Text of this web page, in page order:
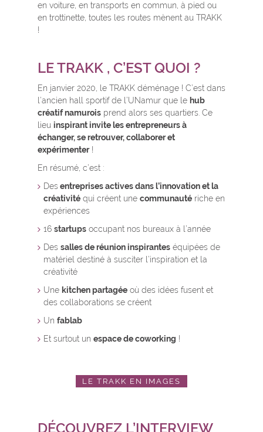
en voiture, en transports en commun, à pied ou
en trottinette, toutes les routes mènent au TRAKK
!
LE TRAKK , C’EST QUOI ?
En janvier 2020, le TRAKK déménage ! C’est dans
l’ancien hall sportif de l’UNamur que le hub
créatif namurois prend alors ses quartiers. Ce
lieu inspirant invite les entrepreneurs à
échanger, se retrouver, collaborer et
expérimenter!
En résumé, c’est :
Desentreprises actives dans l’innovation et la
créativité qui créent une communauté riche en
expériences
16 startups occupant nos bureaux à l’année
Des salles de réunion inspirantes équipées de
matériel destiné à susciter l’inspiration et la
créativité
Une kitchen partagée où des idées fusent et
des collaborations se créent
Un fablab
Et surtout un espace de coworking !
LE TRAKK EN IMAGES
DÉCOUVREZ L’INTERVIEW